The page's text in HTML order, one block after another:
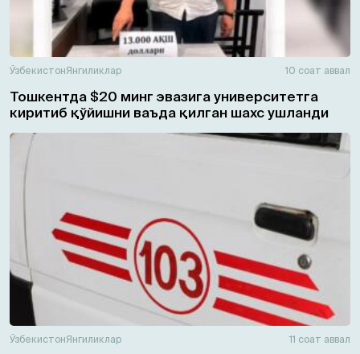
ЎзбекистонЯнгиликлар 10 соат аввал
Тошкентда $20 минг эвазига университетга
киритиб қўйишни ваъда қилган шахс ушланди
ЎзбекистонЯнгиликлар 11 соат аввал